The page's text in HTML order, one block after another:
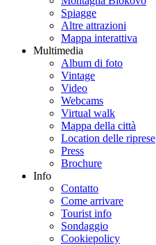
Spiagge
Altre attrazioni
Mappa interattiva
Multimedia
Album di foto
Vintage
Video
Webcams
Virtual walk
Mappa della città
Location delle riprese
Press
Brochure
Info
Contatto
Come arrivare
Tourist info
Sondaggio
Cookiepolicy